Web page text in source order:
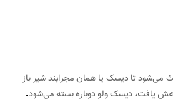
تا دیسک یا همان مجرابند شیر باز
یافت، دیسک ولو دوباره بسته می‌شود.